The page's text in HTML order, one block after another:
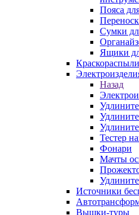
Пояса
Сумки
Ящики
Назад
Тестер
Фонари
Мачты
Источники
Вышки-туры